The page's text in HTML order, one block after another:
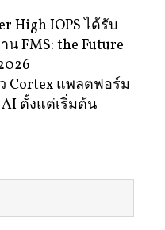
High IOPS ได้รับ
น FMS: the Future
Cortex แพลตฟอร์ม
ตั้งแต่เริ่มต้น